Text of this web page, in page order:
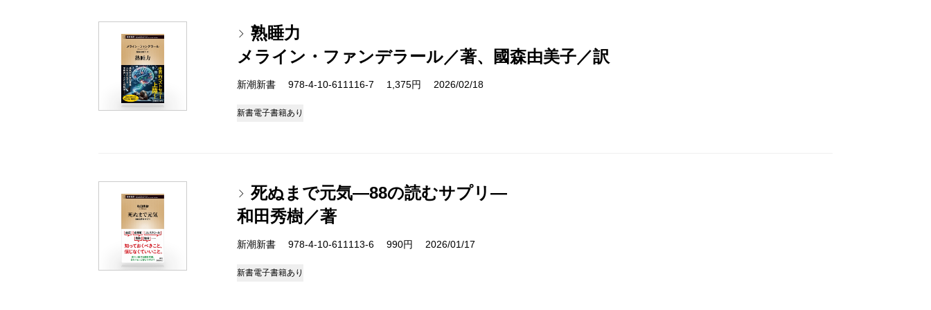
熟睡力
メライン・ファンデラール／著、國森由美子／訳
新潮新書 978-4-10-611116-7 1,375円 2026/02/18
新書電子書籍あり
死ぬまで元気―88の読むサプリ―
和田秀樹／著
新潮新書 978-4-10-611113-6 990円 2026/01/17
新書電子書籍あり